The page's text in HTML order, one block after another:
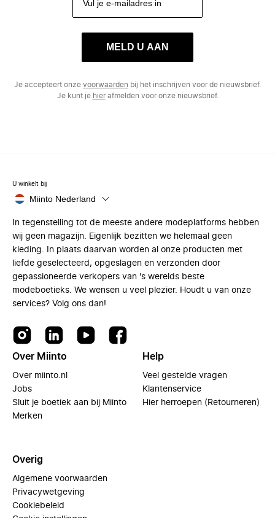
MELD U AAN
Je accepteert onze voorwaarden bij het inschrijven voor de nieuwsbrief.
Je kunt je hierafmelden voor onze nieuwsbrief.
U winkelt bij
Miinto Nederland
In tegenstelling tot de meeste andere modeplatforms hebben
wij geen magazijn. Eigenlijk bezitten we helemaal geen
kleding. In plaats daarvan worden al onze producten met
liefde geselecteerd, opgeslagen en verzonden door
gepassioneerde verkopers van 's werelds beste
modeboetieks. We wensen u veel plezier. Houdt u van onze
services? Volg ons dan!
Over Miinto
Over miinto.nl
Jobs
Sluit je boetiek aan bij Miinto
Merken
Help
Veel gestelde vragen
Klantenservice
Hier herroepen (Retourneren)
Overig
Algemene voorwaarden
Privacywetgeving
Cookiebeleid